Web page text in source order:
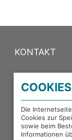
KONTAKT
PORTALE
EXTERNE
COOKIES
Die
Cookies zur
sowie beim
Informationen